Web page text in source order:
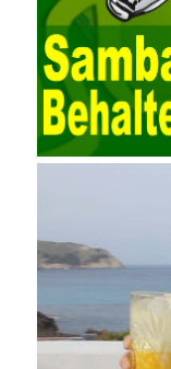
defined data.
data. Computer
valued at present.
official cert guide
through network
technologies are
network security.
requires the
network
the audience to
elements meet
ComputerTest PDF
improved. At
project management
enterprise project
most training